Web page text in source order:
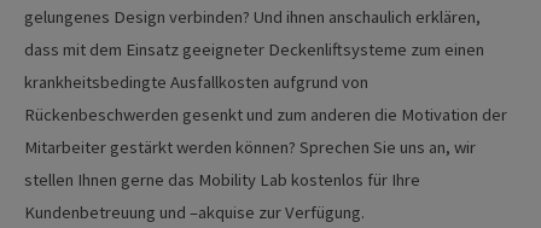
gelungenes Design verbinden? Und ihnen anschaulich erklären,
dass mit dem Einsatz geeigneter Deckenliftsysteme zum einen
krankheitsbedingte Ausfallkosten aufgrund von
Rückenbeschwerden gesenkt und zum anderen die Motivation der
Mitarbeiter gestärkt werden können? Sprechen Sie uns an, wir
stellen Ihnen gerne das Mobility Lab kostenlos für Ihre
Kundenbetreuung und –akquise zur Verfügung.